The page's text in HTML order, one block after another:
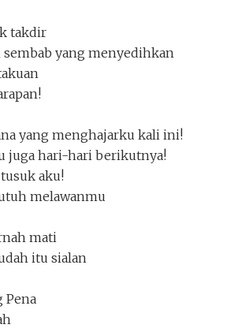
takdir
yang menyedihkan
yang menghajarku kali ini!
juga hari-hari berikutnya!
aku!
melawanmu
mati
itu sialan
Pena
Keluar Unduh